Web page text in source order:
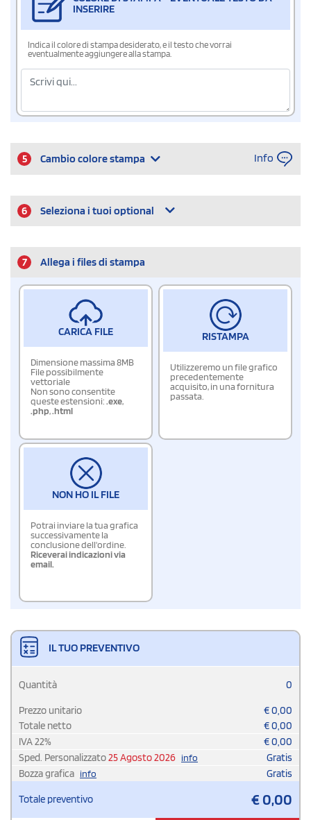
INSERIRE
Indica il colore di stampa desiderato, e il testo che vorrai
eventualmente aggiungere alla stampa.
5 Cambio colore stampa Info
6 Seleziona i tuoi optional
7 Allega i files di stampa
CARICA FILE
Dimensione massima 8MB
File possibilmente
vettoriale
Non sono consentite
queste estensioni:.exe,
.php,.html
RISTAMPA
Utilizzeremo un file grafico
precedentemente
acquisito, in una fornitura
passata.
NON HO IL FILE
Potrai inviare la tua grafica
successivamente la
conclusione dell'ordine.
Riceverai indicazioni via
email.
IL TUO PREVENTIVO
Quantità 0
Prezzo unitario €0,00
Totale netto
€0,00
IVA22% €0,00
Sped. Personalizzato25 Agosto 2026 info
Gratis
Bozza grafica info Gratis
Totale preventivo €0,00